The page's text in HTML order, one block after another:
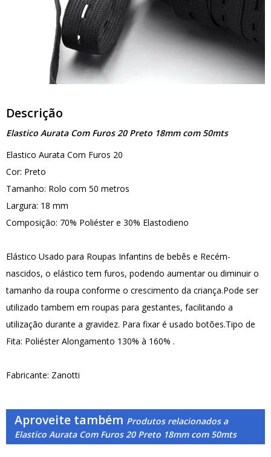
Descrição
Elastico Aurata Com Furos 20 Preto 18mm com 50mts
Elastico Aurata Com Furos 20
Cor: Preto
Tamanho: Rolo com 50 metros
Largura: 18 mm
Composição: 70% Poliéster e 30% Elastodieno
Elástico Usado para Roupas Infantins de bebês e Recém-
nascidos, o elástico tem furos, podendo aumentar ou diminuir o
tamanho da roupa conforme o crescimento da criança.Pode ser
utilizado tambem em roupas para gestantes, facilitando a
utilização durante a gravidez. Para fixar é usado botões.Tipo de
Fita: Poliéster Alongamento 130% à 160% .
Fabricante: Zanotti
Aproveite também Produtos relacionados a
Elastico Aurata Com Furos 20 Preto 18mm com 50mts